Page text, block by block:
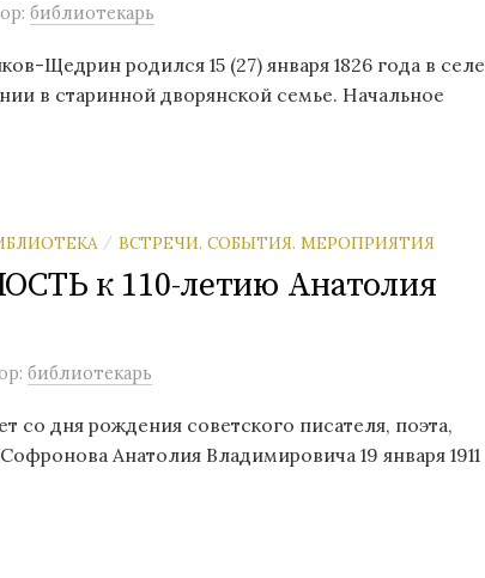
библиотекарь
Щедрин родился 15 (27) января 1826 года в селе
в старинной дворянской семье. Начальное
/ ВСТРЕЧИ. СОБЫТИЯ. МЕРОПРИЯТИЯ
к 110-летию Анатолия
библиотекарь
со дня рождения советского писателя, поэта,
Анатолия Владимировича 19 января 1911